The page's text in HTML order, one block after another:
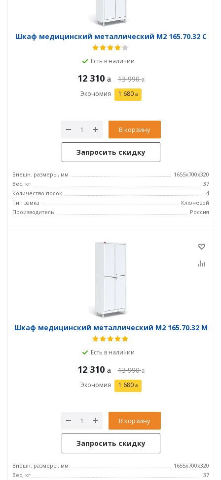
Шкаф медицинский металлический М2 165.70.32 С
Есть в наличии
12 310 13 990
Экономия 1 680
В корзину
Запросить скидку
Внешн. размеры, мм
1655х700х320
Вес, кг
37
Количество полок
4
Тип замка
Ключевой
Производитель
Россия
Шкаф медицинский металлический М2 165.70.32 М
Есть в наличии
12 310 13 990
Экономия 1 680
В корзину
Запросить скидку
Внешн. размеры, мм
1655х700х320
Вес, кг
37